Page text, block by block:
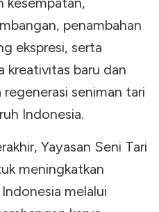
penambahan
ekspresi, serta
kreativitas baru dan
seniman tari
Indonesia.
Yayasan Seni Tari
meningkatkan
melalui